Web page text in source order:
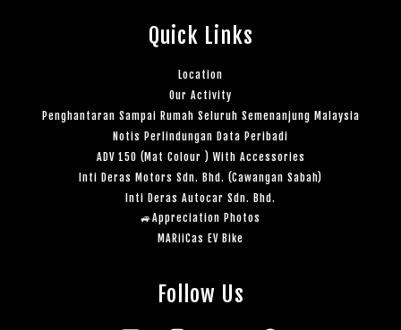
Quick Links
Location
Our Activity
Penghantaran Sampai Rumah Seluruh Semenanjung Malaysia
Notis Perlindungan Data Peribadi
ADV 150 (Mat Colour ) With Accessories
Inti Deras Motors Sdn. Bhd. (Cawangan Sabah)
Inti Deras Autocar Sdn. Bhd.
🚙Appreciation Photos
MARiiCas EV Bike
Follow Us